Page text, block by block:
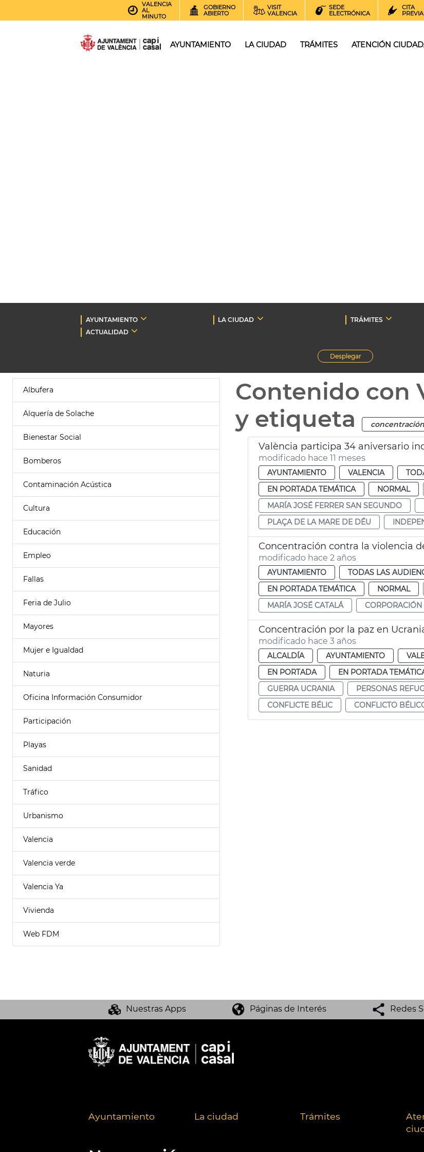
VALENCIA
AL
MINUTO
GOBIERNO
ABIERTO
VISIT
VALENCIA
SEDE
ELECTRÓNICA
CITA
PREVIA
AYUNTAMIENTO LA CIUDAD TRÁMITES ATENCIÓN
AYUNTAMIENTO LA CIUDAD TRÁMITES
ACTUALIDAD
Desplegar
Albufera
Alquería de Solache
Bienestar Social
Bomberos
Contaminación Acústica
Cultura
Educación
Empleo
Fallas
Feria de Julio
Mayores
Mujer e Igualdad
Naturia
Oficina Información Consumidor
Participación
Playas
Sanidad
Tráfico
Urbanismo
Valencia
Valencia verde
Valencia Ya
Vivienda
Web FDM
Contenido con
y etiqueta concentración
València participa 34 aniversario
modificado hace 11 meses
AYUNTAMIENTO VALENCIA
EN PORTADA TEMÁTICA
NORMAL
MARÍA JOSÉ FERRER SAN SEGUNDO
PLAÇA DE LA MARE DE DÉU
Concentración contra la violencia
modificado hace 2 años
AYUNTAMIENTO TODAS LAS
EN PORTADA TEMÁTICA
NORMAL
MARÍA JOSÉ CATALÁ
Concentración por la paz en
modificado hace 3 años
ALCALDÍA AYUNTAMIENTO
EN PORTADA
EN PORTADA
GUERRA UCRANIA
PERSONAS
CONFLICTE BÉLIC
CONFLICTO
Nuestras Apps Páginas de Interés Redes
Ayuntamiento La ciudad Trámites